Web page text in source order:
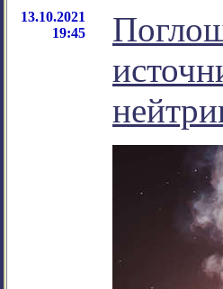
13.10.2021
19:45